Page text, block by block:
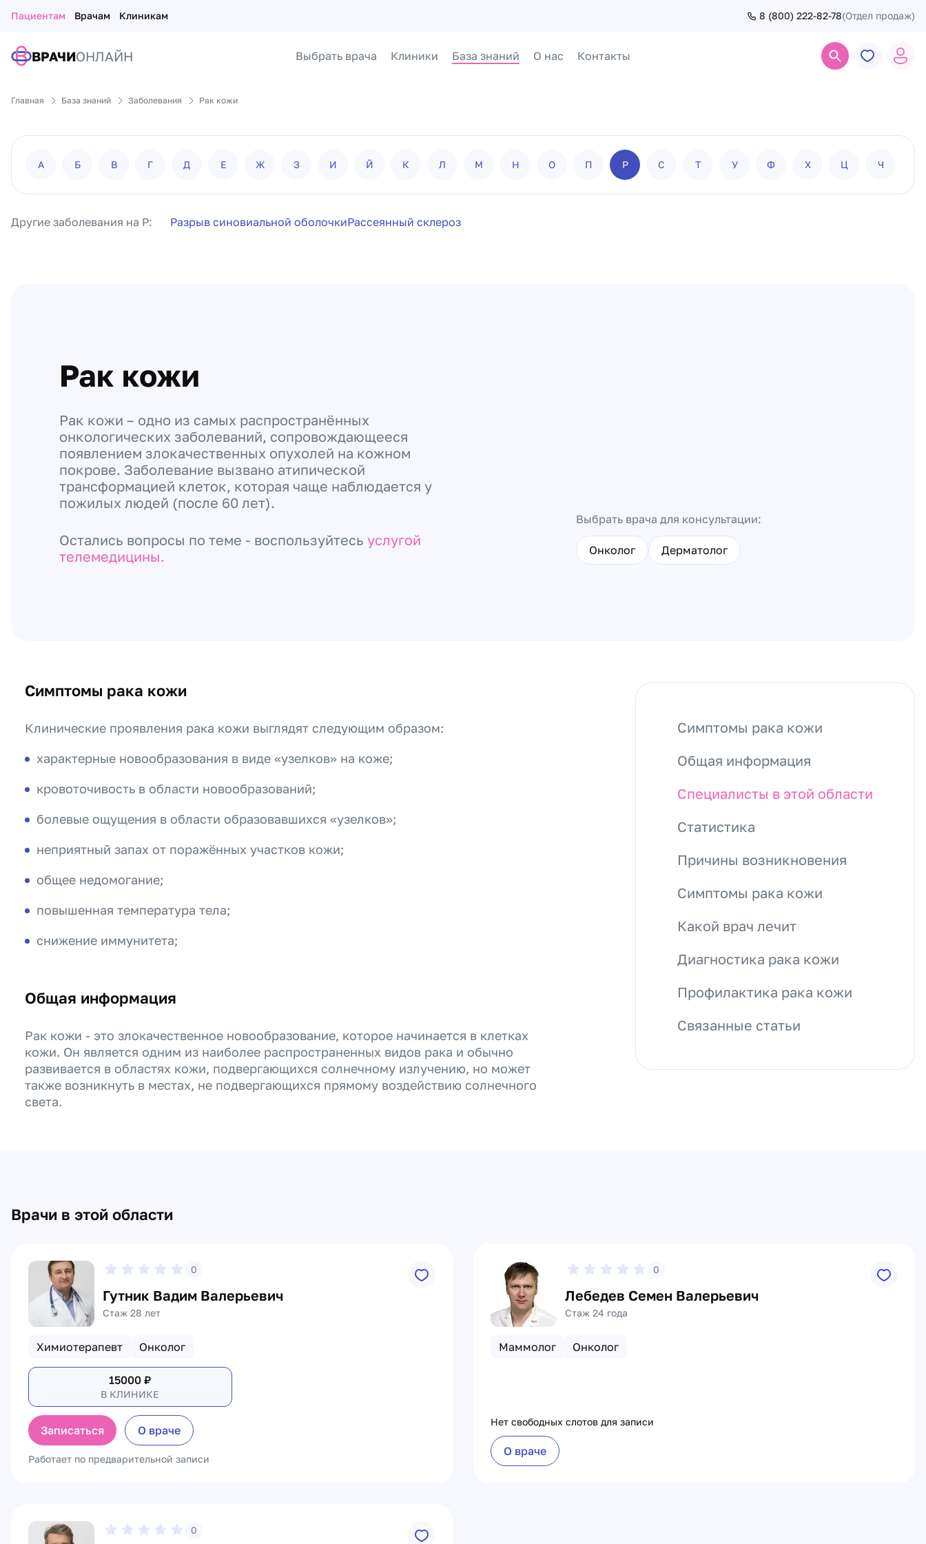
Пациентам Врачам Клиникам 8 (800) 222-82-78(Отдел продаж)
ВРАЧИОНЛАЙН Выбрать врача Клиники База знаний О нас Контакты
Главная База знаний Заболевания Рак кожи
А Б В Г Д Е Ж З И Й К Л М Н О П Р С Т У Ф Х Ц Ч
Другие заболевания на Р: Разрыв синовиальной оболочкиРассеянный склероз
Рак кожи
Рак кожи – одно из самых распространённых
онкологических заболеваний, сопровождающееся
появлением злокачественных опухолей на кожном
покрове. Заболевание вызвано атипической
трансформацией клеток, которая чаще наблюдается у
пожилых людей (после 60 лет).
Остались вопросы по теме - воспользуйтесь услугой
телемедицины.
Выбрать врача для консультации:
Онколог Дерматолог
Симптомы рака кожи
Клинические проявления рака кожи выглядят следующим образом:
характерные новообразования в виде «узелков» на коже;
кровоточивость в области новообразований;
болевые ощущения в области образовавшихся «узелков»;
неприятный запах от поражённых участков кожи;
общее недомогание;
повышенная температура тела;
снижение иммунитета;
Общая информация
Рак кожи - это злокачественное новообразование, которое начинается в клетках
кожи. Он является одним из наиболее распространенных видов рака и обычно
развивается в областях кожи, подвергающихся солнечному излучению, но может
также возникнуть в местах, не подвергающихся прямому воздействию солнечного
света.
Симптомы рака кожи
Общая информация
Специалисты в этой области
Статистика
Причины возникновения
Симптомы рака кожи
Какой врач лечит
Диагностика рака кожи
Профилактика рака кожи
Связанные статьи
Врачи в этой области
0
Гутник Вадим Валерьевич
Стаж 28 лет
Химиотерапевт Онколог
15000 ₽
В КЛИНИКЕ
Записаться О враче
Работает по предварительной записи
0
Лебедев Семен Валерьевич
Стаж 24 года
Маммолог Онколог
Нет свободных слотов для записи
О враче
0